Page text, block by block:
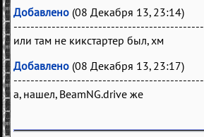
Добавлено (08 Декабря 13, 23:14)
---------------------------------------------
или там не кикстартер был, хм
Добавлено (08 Декабря 13, 23:17)
---------------------------------------------
а, нашел, BeamNG.drive же